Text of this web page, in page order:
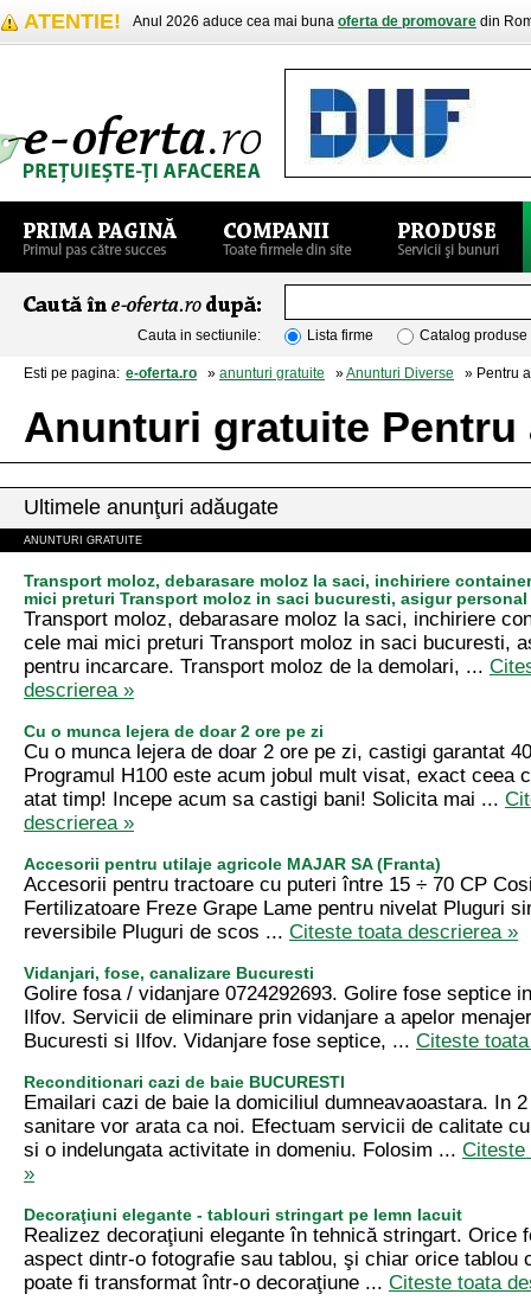
ATENTIE! Anul 2026 aduce cea mai buna oferta de promovare din
Cauta in sectiunile: Lista firme Catalog produse
Esti pe pagina: e-oferta.ro » anunturi gratuite »Anunturi Diverse » Pentru
Anunturi gratuite Pentru
Ultimele anunţuri adăugate
ANUNTURI GRATUITE
Transport moloz, debarasare moloz la saci, inchiriere
mici preturi Transport moloz in saci bucuresti, asigur personal
Transport moloz, debarasare moloz la saci, inchiriere
cele mai mici preturi Transport moloz in saci bucuresti,
pentru incarcare. Transport moloz de la demolari, ...
descrierea »
Cu o munca lejera de doar 2 ore pe zi
Cu o munca lejera de doar 2 ore pe zi, castigi garantat
Programul H100 este acum jobul mult visat, exact ceea
atat timp! Incepe acum sa castigi bani! Solicita mai ...
descrierea »
Accesorii pentru utilaje agricole MAJAR SA (Franta)
Accesorii pentru tractoare cu puteri între 15 ÷ 70 CP
Fertilizatoare Freze Grape Lame pentru nivelat Pluguri
reversibile Pluguri de scos ... Citeste toata descrierea »
Vidanjari, fose, canalizare Bucuresti
Golire fosa / vidanjare 0724292693. Golire fose septice
Ilfov. Servicii de eliminare prin vidanjare a apelor
Bucuresti si Ilfov. Vidanjare fose septice, ... Citeste
Reconditionari cazi de baie BUCURESTI
Emailari cazi de baie la domiciliul dumneavaoastara. In
sanitare vor arata ca noi. Efectuam servicii de calitate
si o indelungata activitate in domeniu. Folosim ... Citeste
»
Decoraţiuni elegante - tablouri stringart pe lemn lacuit
Realizez decoraţiuni elegante în tehnică stringart. Orice
aspect dintr-o fotografie sau tablou, şi chiar orice tablou
poate fi transformat într-o decoraţiune ... Citeste toata